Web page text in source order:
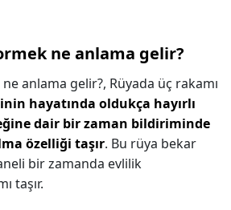
ne anlama gelir?
anlama gelir?, Rüyada üç rakamı
hayatında oldukça hayırlı
dair bir zaman bildiriminde
özelliği taşır. Bu rüya bekar
bir zamanda evlilik
taşır.